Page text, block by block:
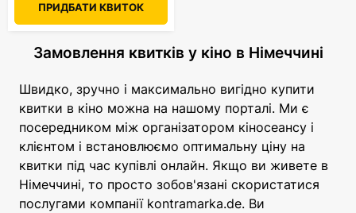
ПРИДБАТИ КВИТОК
Замовлення квитків у кіно в Німеччині
Швидко, зручно і максимально вигідно купити
квитки в кіно можна на нашому порталі. Ми є
посередником між організатором кіносеансу і
клієнтом і встановлюємо оптимальну ціну на
квитки під час купівлі онлайн. Якщо ви живете в
Німеччині, то просто зобов'язані скористатися
послугами компанії kontramarka.de. Ви